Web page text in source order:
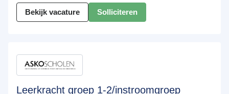
Bekijk vacature Solliciteren
Leerkracht groep 1-2/instroomgroep